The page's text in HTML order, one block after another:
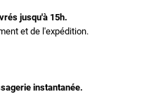
jusqu'à 15h.
et de l'expédition.
instantanée.